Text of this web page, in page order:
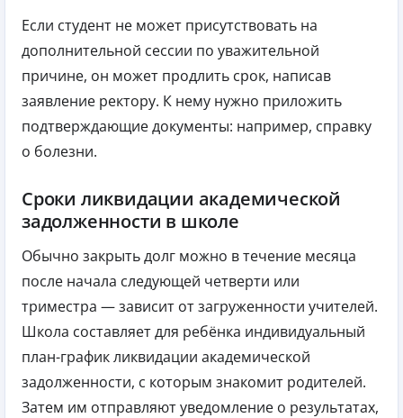
Если студент не может присутствовать на
дополнительной сессии по уважительной
причине, он может продлить срок, написав
заявление ректору. К нему нужно приложить
подтверждающие документы: например, справку
о болезни.
Сроки ликвидации академической
задолженности в школе
Обычно закрыть долг можно в течение месяца
после начала следующей четверти или
триместра — зависит от загруженности учителей.
Школа составляет для ребёнка индивидуальный
план-график ликвидации академической
задолженности, с которым знакомит родителей.
Затем им отправляют уведомление о результатах,